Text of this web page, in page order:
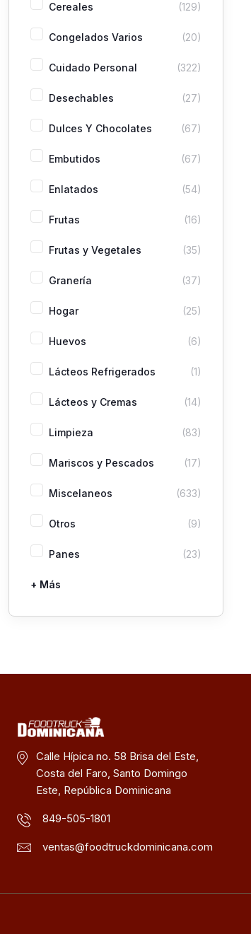
Cereales (129)
Congelados Varios (20)
Cuidado Personal (322)
Desechables (27)
Dulces Y Chocolates (67)
Embutidos (67)
Enlatados (54)
Frutas (16)
Frutas y Vegetales (35)
Granería (37)
Hogar (25)
Huevos (6)
Lácteos Refrigerados (1)
Lácteos y Cremas (14)
Limpieza (83)
Mariscos y Pescados (17)
Miscelaneos (633)
Otros (9)
Panes (23)
Pastas
Picaderas
Sazones y Salsas
Vegetales
+ Más
Calle Hípica no. 58 Brisa del Este,
Costa del Faro, Santo Domingo
Este, República Dominicana
849-505-1801
ventas@foodtruckdominicana.com